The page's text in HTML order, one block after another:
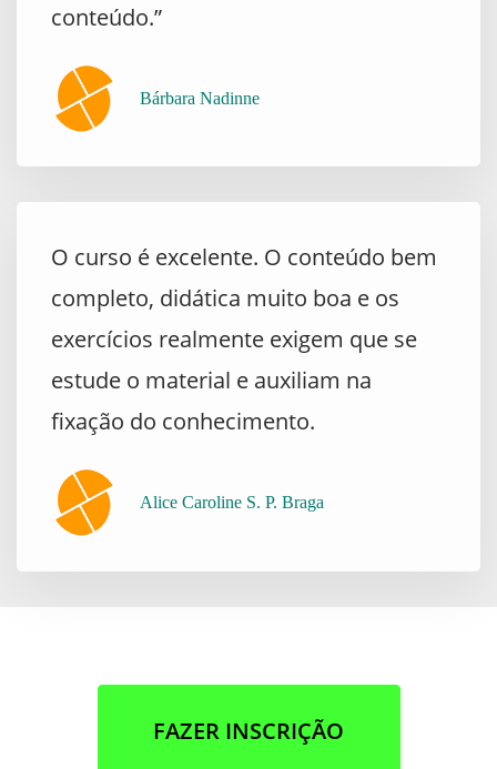
conteúdo.”
Bárbara Nadinne
O curso é excelente. O conteúdo bem
completo, didática muito boa e os
exercícios realmente exigem que se
estude o material e auxiliam na
fixação do conhecimento.
Alice Caroline S. P. Braga
FAZER INSCRIÇÃO